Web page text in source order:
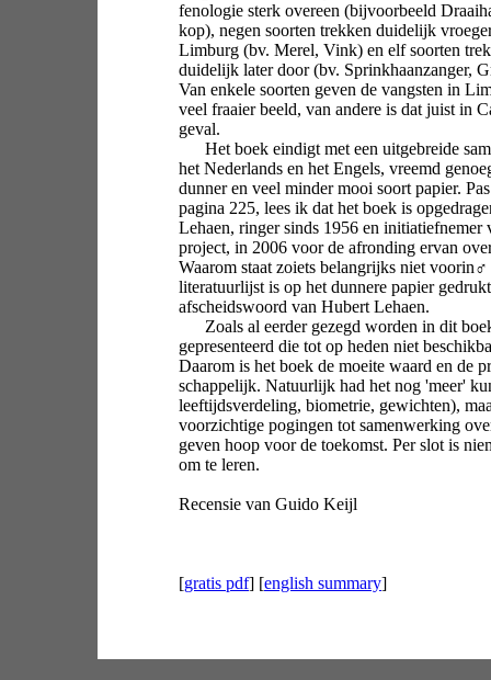
fenologie sterk overeen (bijvoorbeeld
kop), negen soorten trekken duidelijk
Limburg (bv. Merel, Vink) en elf soorten
duidelijk later door (bv. Sprinkhaanzanger,
Van enkele soorten geven de vangsten in
veel fraaier beeld, van andere is dat juist in
geval.
Het boek eindigt met een uitgebreide
het Nederlands en het Engels, vreemd
dunner en veel minder mooi soort papier.
pagina 225, lees ik dat het boek is
Lehaen, ringer sinds 1956 en initiatiefnemer
project, in 2006 voor de afronding ervan
Waarom staat zoiets belangrijks niet
literatuurlijst is op het dunnere papier
afscheidswoord van Hubert Lehaen.
Zoals al eerder gezegd worden in dit
gepresenteerd die tot op heden niet
Daarom is het boek de moeite waard en de
schappelijk. Natuurlijk had het nog 'meer'
leeftijdsverdeling, biometrie, gewichten),
voorzichtige pogingen tot samenwerking
geven hoop voor de toekomst. Per slot is
om te leren.
Recensie van Guido Keijl
[gratis pdf] [english summary]